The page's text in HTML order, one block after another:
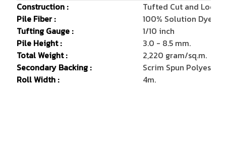
Construction :
Tufted Cut and Loop
Pile Fiber :
100% Solution Dyed
Tufting Gauge :
1/10 inch
Pile Height :
3.0 - 8.5 mm.
Total Weight :
2,220 gram/sq.m.
Secondary Backing :
Scrim Spun Polyester
Roll Width :
4m.